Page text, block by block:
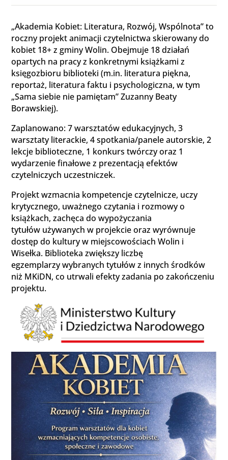
„Akademia Kobiet: Literatura, Rozwój, Wspólnota” to
roczny projekt animacji czytelnictwa skierowany do
kobiet 18+ z gminy Wolin. Obejmuje 18 działań
opartych na pracy z konkretnymi książkami z
księgozbioru biblioteki (m.in. literatura piękna,
reportaż, literatura faktu i psychologiczna, w tym
„Sama siebie nie pamiętam” Zuzanny Beaty
Borawskiej).
Zaplanowano: 7 warsztatów edukacyjnych, 3
warsztaty literackie, 4 spotkania/panele autorskie, 2
lekcje biblioteczne, 1 konkurs twórczy oraz 1
wydarzenie finałowe z prezentacją efektów
czytelniczych uczestniczek.
Projekt wzmacnia kompetencje czytelnicze, uczy
krytycznego, uważnego czytania i rozmowy o
książkach, zachęca do wypożyczania
tytułów używanych w projekcie oraz wyrównuje
dostęp do kultury w miejscowościach Wolin i
Wisełka. Biblioteka zwiększy liczbę
egzemplarzy wybranych tytułów z innych środków
niż MKiDN, co utrwali efekty zadania po zakończeniu
projektu.